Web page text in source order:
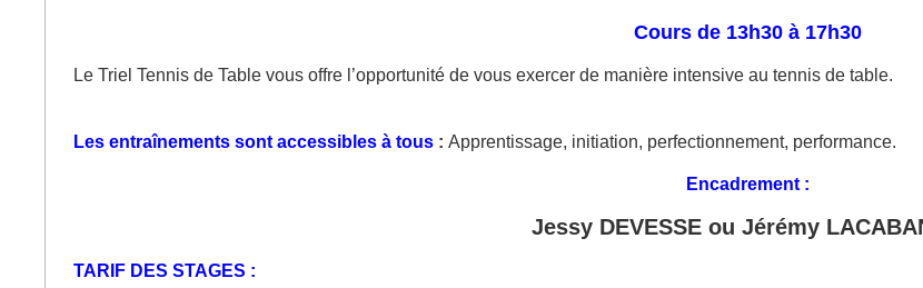
Cours de 13h30 à 17h30
Le Triel Tennis de Table vous offre l’opportunité de vous exercer de manière intensive au tennis de table.
Les entraînements sont accessibles à tous : Apprentissage, initiation, perfectionnement, performance.
Encadrement :
Jessy DEVESSE ou Jérémy
TARIF DES STAGES :